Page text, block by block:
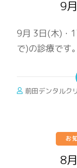
9
9月 3日(木)・
で)の診療で
前田デンタルク
お
8